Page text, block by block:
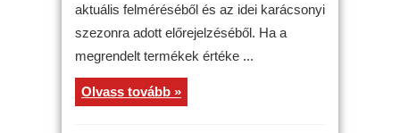
aktuális felméréséből és az idei karácsonyi
szezonra adott előrejelzéséből. Ha a
megrendelt termékek értéke ...
Olvass tovább »